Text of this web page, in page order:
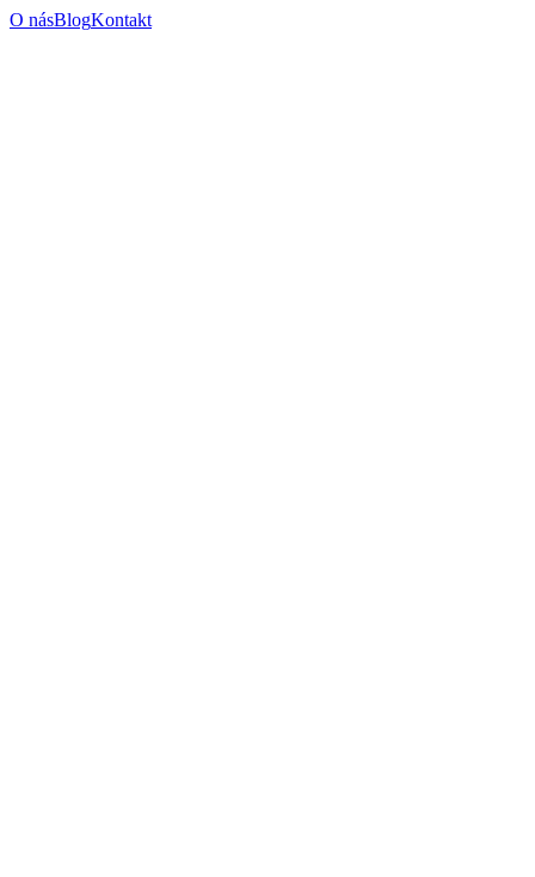
O násBlogKontakt